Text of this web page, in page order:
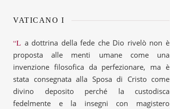
VATICANO I
“La dottrina della fede che Dio rivelò non è
proposta alle menti umane come una
invenzione filosofica da perfezionare, ma è
stata consegnata alla Sposa di Cristo come
divino deposito perché la custodisca
fedelmente e la insegni con magistero